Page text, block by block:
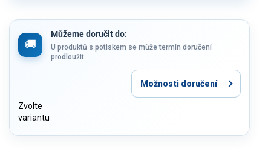
Můžeme doručit do:
Zvolte
variantu
U produktů s potiskem se může termín doručení
prodloužit.
Možnosti doručení